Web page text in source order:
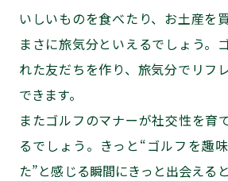
いしいものを食べたり、お土産を
まさに旅気分といえるでしょう。
れた友だちを作り、旅気分でリフ
できます。
またゴルフのマナーが社交性を育
るでしょう。きっと“ゴルフを趣
た”と感じる瞬間にきっと出会えると